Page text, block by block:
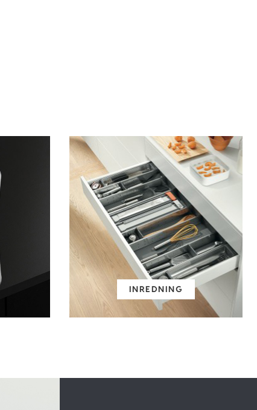
INREDNING